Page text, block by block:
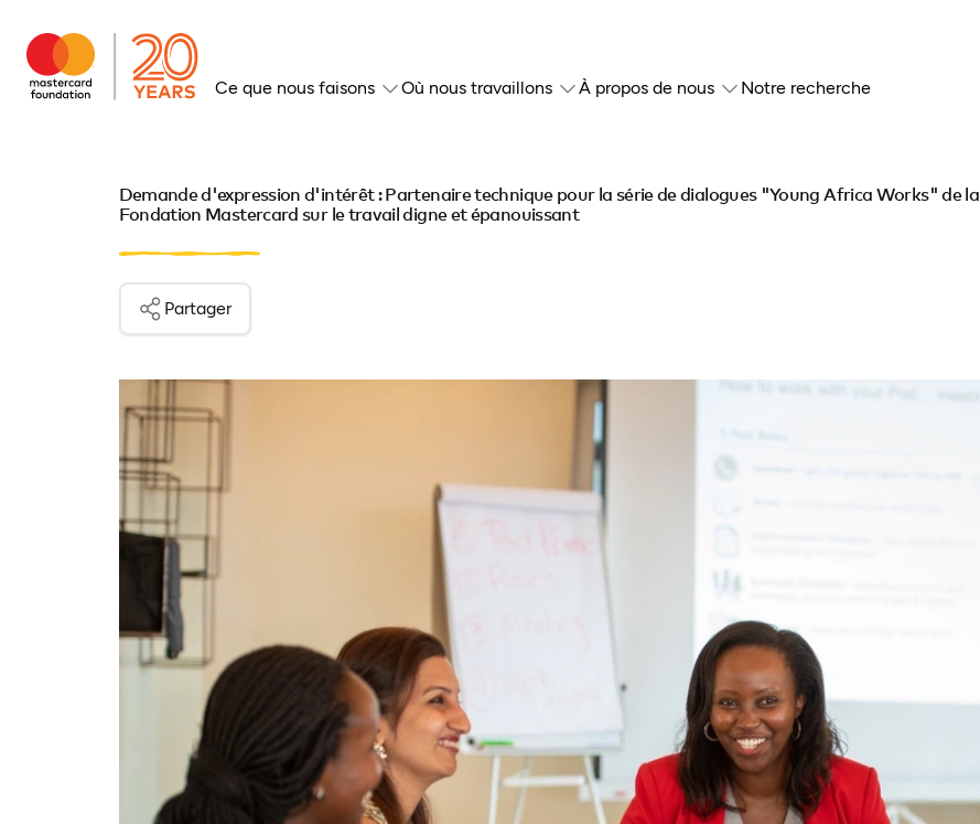
Ce que nous faisons Où nous travaillons À propos de nous Notre recherche
Demande d'expression d'intérêt : Partenaire technique pour la série de dialogues "Young Africa Works" de la
Fondation Mastercard sur le travail digne et épanouissant
Partager